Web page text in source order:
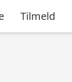
Tilmeld